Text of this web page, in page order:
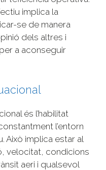
implica la
se de manera
dels altres i
a aconseguir
és l’habilitat
l’entorn
Això implica estar al
velocitat, condicions
aeri i qualsevol